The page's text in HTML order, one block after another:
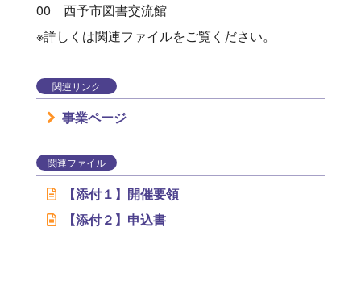
00 西予市図書交流館
※詳しくは関連ファイルをご覧ください。
関連リンク
事業ページ
関連ファイル
【添付１】開催要領
【添付２】申込書